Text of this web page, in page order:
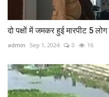
दो पक्षों में जमकर हुई मारपीट 5
admin Sep 1, 2024 0 16